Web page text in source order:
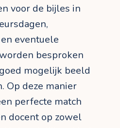
voor de bijles in
eventuele
besproken
mogelijk beeld
Op deze manier
perfecte match
docent op zowel